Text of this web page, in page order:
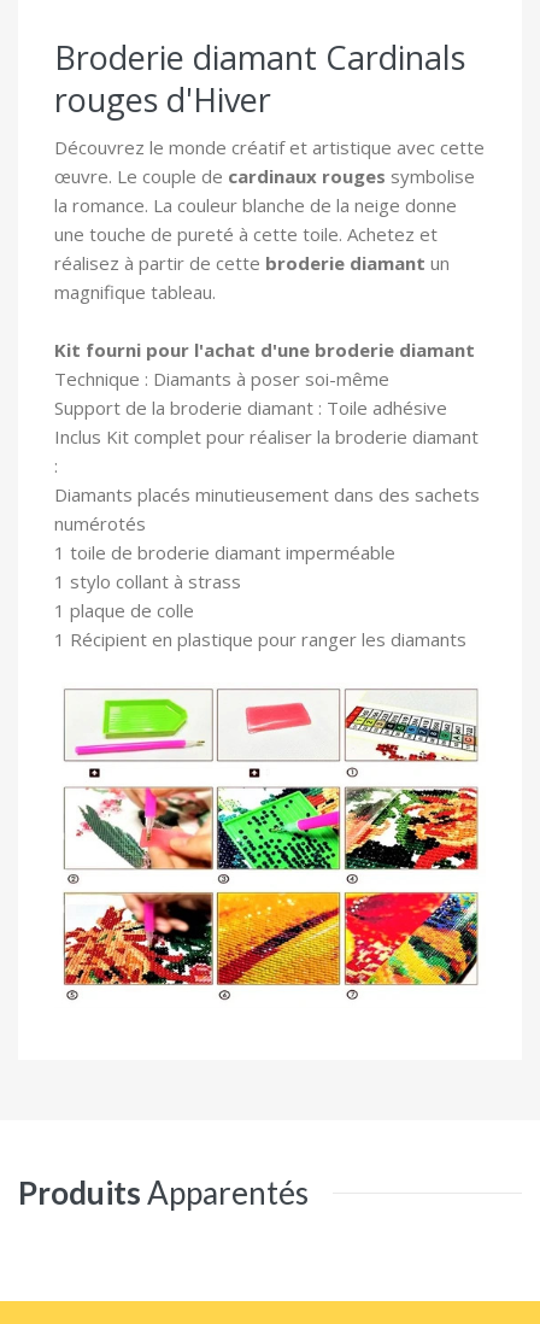
Broderie diamant Cardinals
rouges d'Hiver
Découvrez le monde créatif et artistique avec cette
œuvre. Le couple de cardinaux rouges symbolise
la romance. La couleur blanche de la neige donne
une touche de pureté à cette toile. Achetez et
réalisez à partir de cette broderie diamant un
magnifique tableau.
Kit fourni pour l'achat d'une broderie diamant
Technique : Diamants à poser soi-même
Support de la broderie diamant : Toile adhésive
Inclus Kit complet pour réaliser la broderie diamant
:
Diamants placés minutieusement dans des sachets
numérotés
1 toile de broderie diamant imperméable
1 stylo collant à strass
1 plaque de colle
1 Récipient en plastique pour ranger les diamants
ProduitsApparentés